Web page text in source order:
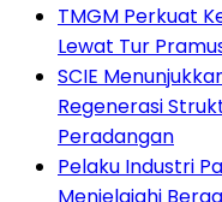
TMGM Perkuat
Lewat Tur
SCIE
Regenerasi
Peradangan
Pelaku Industri
Menjelajahi